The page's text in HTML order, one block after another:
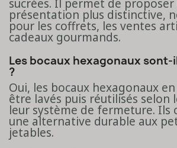
sucrées. Il permet de proposer
présentation plus distinctive,
pour les coffrets, les ventes
cadeaux gourmands.
Les bocaux hexagonaux
?
Oui, les bocaux hexagonaux
être lavés puis réutilisés selon
leur système de fermeture. Ils
une alternative durable aux
jetables.